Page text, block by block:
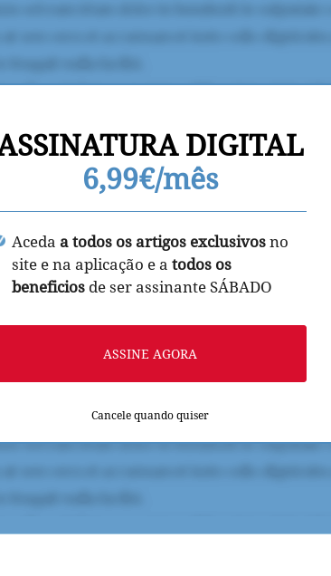
DIGITAL
6,99€/mês
Aceda a todos os artigos exclusivosno
site e na aplicação e a todos os
beneficios de ser assinante SÁBADO
ASSINE AGORA
Cancele quando quiser